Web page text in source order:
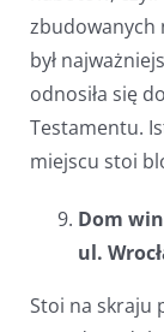
zbudowanych
był
odnosiła się
Testamentu.
miejscu stoi
Dom
ul.
Stoi na skraju